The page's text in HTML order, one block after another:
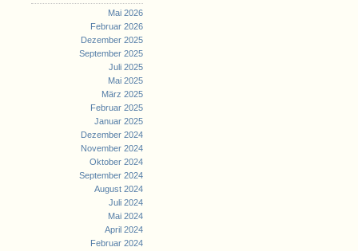
Mai 2026
Februar 2026
Dezember 2025
September 2025
Juli 2025
Mai 2025
März 2025
Februar 2025
Januar 2025
Dezember 2024
November 2024
Oktober 2024
September 2024
August 2024
Juli 2024
Mai 2024
April 2024
Februar 2024